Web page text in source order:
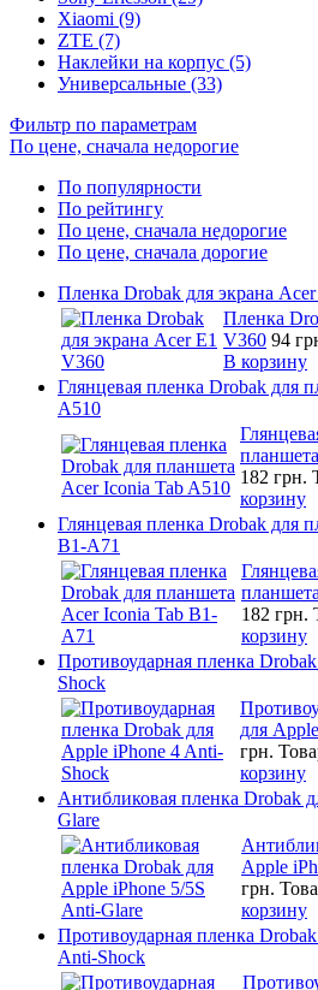
Xiaomi (9)
ZTE (7)
Наклейки на корпус (5)
Универсальные (33)
Фильтр по параметрам
По цене, сначала недорогие
По популярности
По рейтингу
По цене, сначала недорогие
По цене, сначала дорогие
Пленка Drobak для экрана
Пленка
V360 94
В корзину
Глянцевая пленка Drobak для
A510
182 грн.
корзину
Глянцевая пленка Drobak для
B1-A71
182 грн.
корзину
Противоударная пленка
Shock
для
грн.
корзину
Антибликовая пленка Drobak
Glare
Apple
грн.
корзину
Противоударная пленка
Anti-Shock